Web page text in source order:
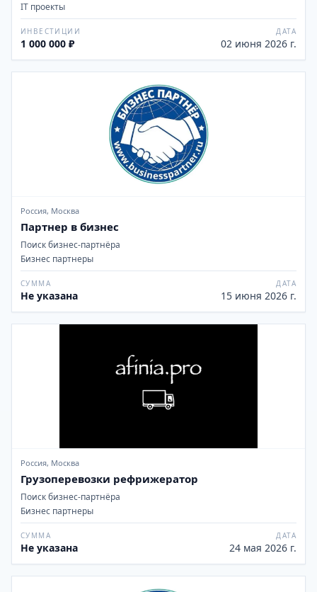
IT проекты
ИНВЕСТИЦИИ
1 000 000 ₽
ДАТА
02 июня 2026 г.
Россия, Москва
Партнер в бизнес
Поиск бизнес-партнёра
Бизнес партнеры
СУММА
Не указана
ДАТА
15 июня 2026 г.
Россия, Москва
Грузоперевозки рефрижератор
Поиск бизнес-партнёра
Бизнес партнеры
СУММА
Не указана
ДАТА
24 мая 2026 г.